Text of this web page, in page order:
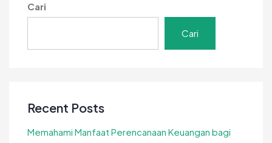
Mana
Cari
Cari
Recent Posts
Memahami Manfaat Perencanaan Keuangan bagi